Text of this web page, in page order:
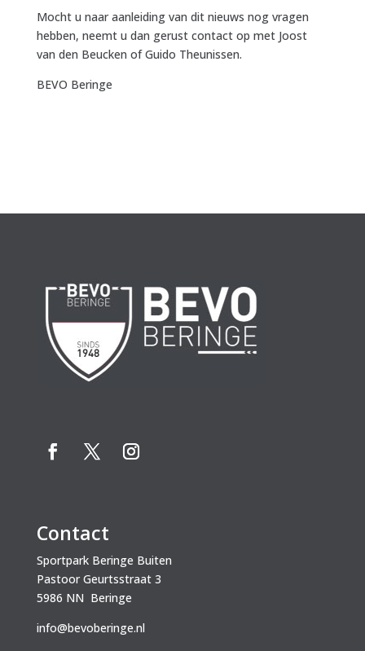
Mocht u naar aanleiding van dit nieuws nog vragen
hebben, neemt u dan gerust contact op met Joost
van den Beucken of Guido Theunissen.
BEVO Beringe
Contact
Sportpark Beringe Buiten
Pastoor Geurtsstraat 3
5986 NN Beringe
info@bevoberinge.nl